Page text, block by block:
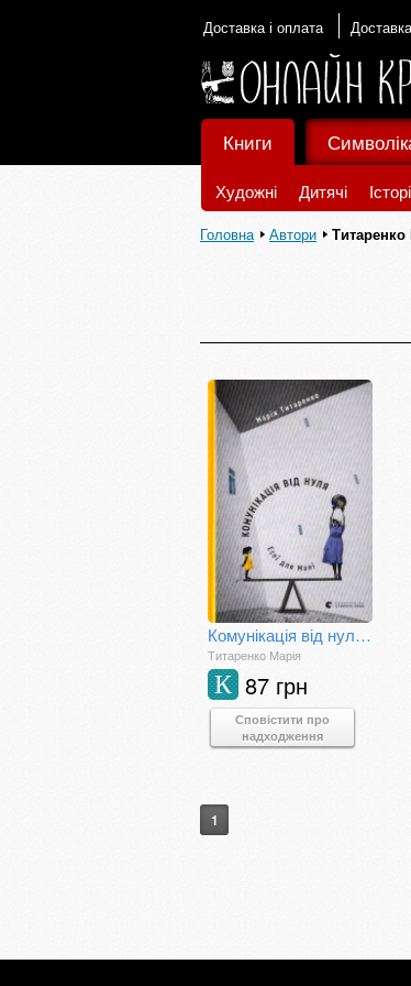
Доставка і оплата
Книги
Художні Дитячі
Головна Автори Титаренко
Комунікація від нуля. Есеї для Мані
Титаренко Марія
87 грн
К
Сповістити про
надходження
1